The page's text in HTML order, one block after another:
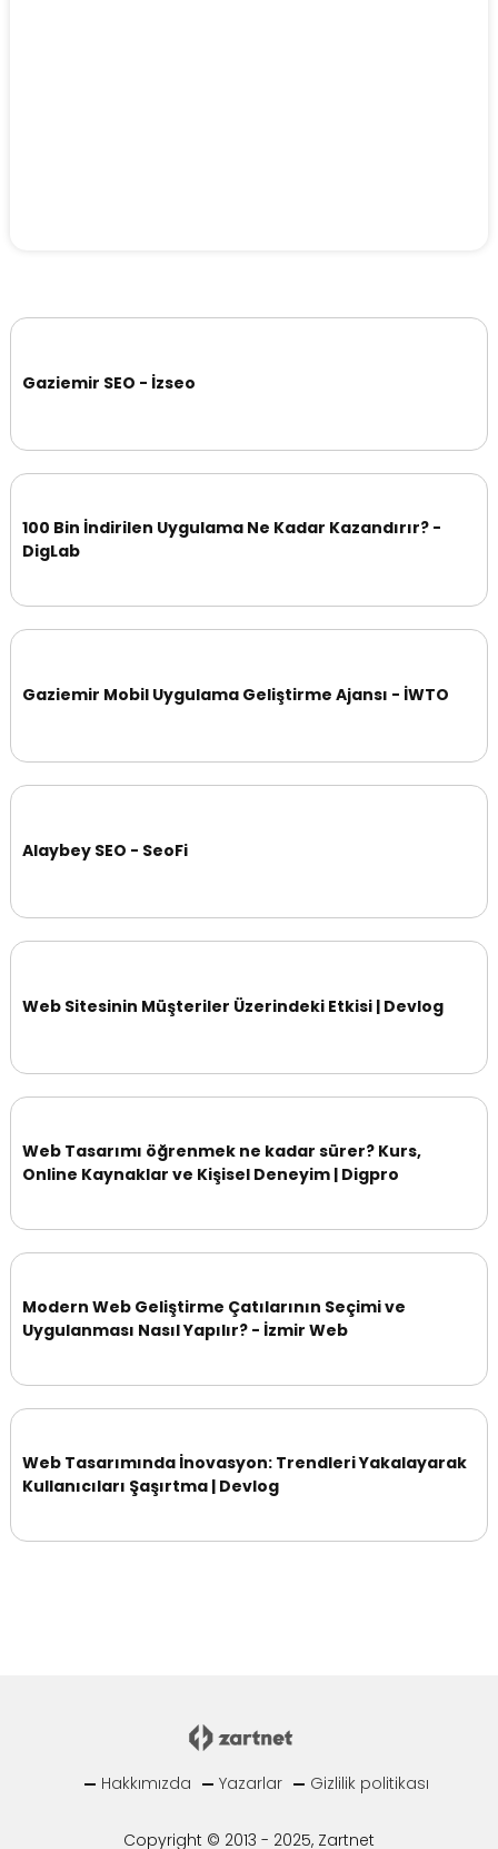
Gaziemir SEO - İzseo
100 Bin İndirilen Uygulama Ne Kadar Kazandırır? -
DigLab
Gaziemir Mobil Uygulama Geliştirme Ajansı - İWTO
Alaybey SEO - SeoFi
Web Sitesinin Müşteriler Üzerindeki Etkisi | Devlog
Web Tasarımı öğrenmek ne kadar sürer? Kurs,
Online Kaynaklar ve Kişisel Deneyim | Digpro
Modern Web Geliştirme Çatılarının Seçimi ve
Uygulanması Nasıl Yapılır? - İzmir Web
Web Tasarımında İnovasyon: Trendleri Yakalayarak
Kullanıcıları Şaşırtma | Devlog
Hakkımızda Yazarlar Gizlilik politikası
Copyright © 2013 - 2025, Zartnet